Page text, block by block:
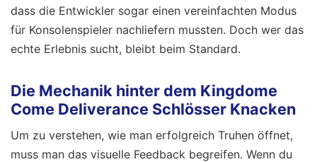
dass die Entwickler sogar einen vereinfachten Modus
für Konsolenspieler nachliefern mussten. Doch wer das
echte Erlebnis sucht, bleibt beim Standard.
Die Mechanik hinter dem Kingdome
Come Deliverance Schlösser Knacken
Um zu verstehen, wie man erfolgreich Truhen öffnet,
muss man das visuelle Feedback begreifen. Wenn du